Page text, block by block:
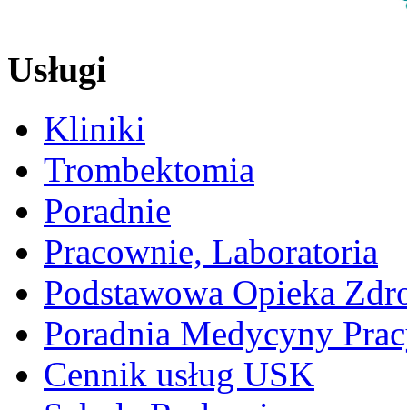
Usługi
Kliniki
Trombektomia
Poradnie
Pracownie, Laboratoria
Podstawowa Opieka
Poradnia Medycyny
Cennik usług USK